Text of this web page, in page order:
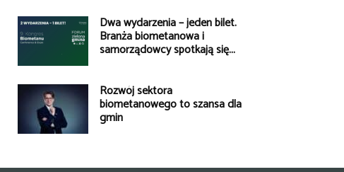
Dwa wydarzenia – jeden bilet.
Branża biometanowa i
samorządowcy spotkają się...
Rozwój sektora
biometanowego to szansa dla
gmin